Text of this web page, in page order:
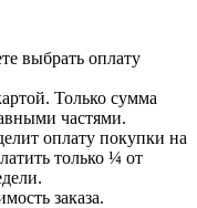
выбрать оплату
Только сумма
частями.
оплату покупки на
только ¼ от
заказа.